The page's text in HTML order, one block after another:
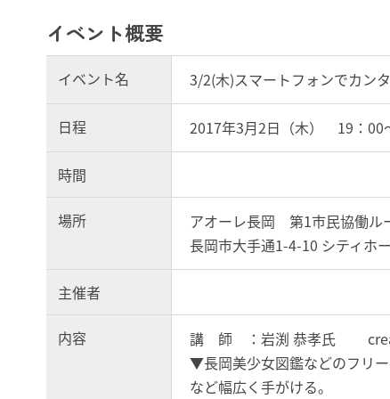
イベント概要
イベント名 3/2(木)スマートフォンでカン
日程 2017年3月2日（木） 19：00
時間
場所
アオーレ長岡 第1市民協働ル
長岡市大手通1-4-10 シティ
主催者
内容
講 師 ：岩渕 恭孝氏
▼長岡美少女図鑑などのフリ
など幅広く手がける。